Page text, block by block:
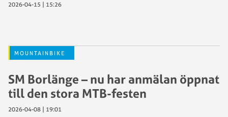
2026-04-15 | 15:26
MOUNTAINBIKE
SM Borlänge – nu har anmälan öppnat
till den stora MTB-festen
2026-04-08 | 19:01